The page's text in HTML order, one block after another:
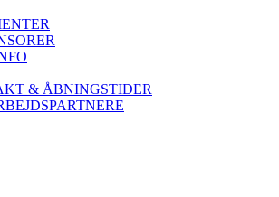
& ÅBNINGSTIDER